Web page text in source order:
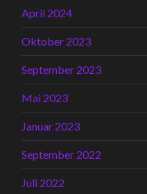
April 2024
Oktober 2023
September 2023
Mai 2023
Januar 2023
September 2022
Juli 2022